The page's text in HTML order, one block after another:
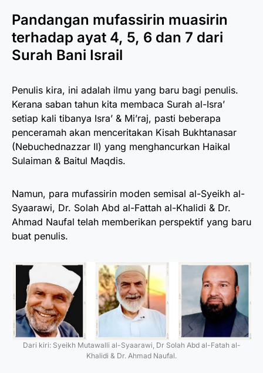
Pandangan mufassirin muasirin
terhadap ayat 4, 5, 6 dan 7 dari
Surah Bani Israil
Penulis kira, ini adalah ilmu yang baru bagi penulis.
Kerana saban tahun kita membaca Surah al-Isra’
setiap kali tibanya Isra’ & Mi’raj, pasti beberapa
penceramah akan menceritakan Kisah Bukhtanasar
(Nebuchednazzar II) yang menghancurkan Haikal
Sulaiman & Baitul Maqdis.
Namun, para mufassirin moden semisal al-Syeikh al-
Syaarawi, Dr. Solah Abd al-Fattah al-Khalidi & Dr.
Ahmad Naufal telah memberikan perspektif yang baru
buat penulis.
Dari kiri: Syeikh Mutawalli al-Syaarawi, Dr Solah Abd al-Fatah al-
Khalidi & Dr. Ahmad Naufal.